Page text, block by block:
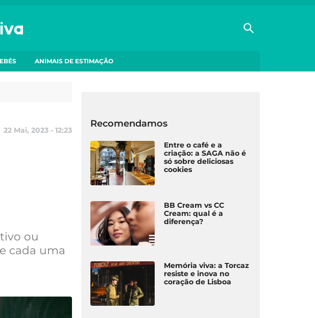
ANIMAIS DE ESTIMAÇÃO
22 Mai, 2023 - 12:23
ou
cada uma
Recomendamos
Entre o café e a
criação: a SAGA não é
só sobre deliciosas
cookies
BB Cream vs CC
Cream: qual é a
diferença?
Memória viva: a Torcaz
resiste e inova no
coração de Lisboa